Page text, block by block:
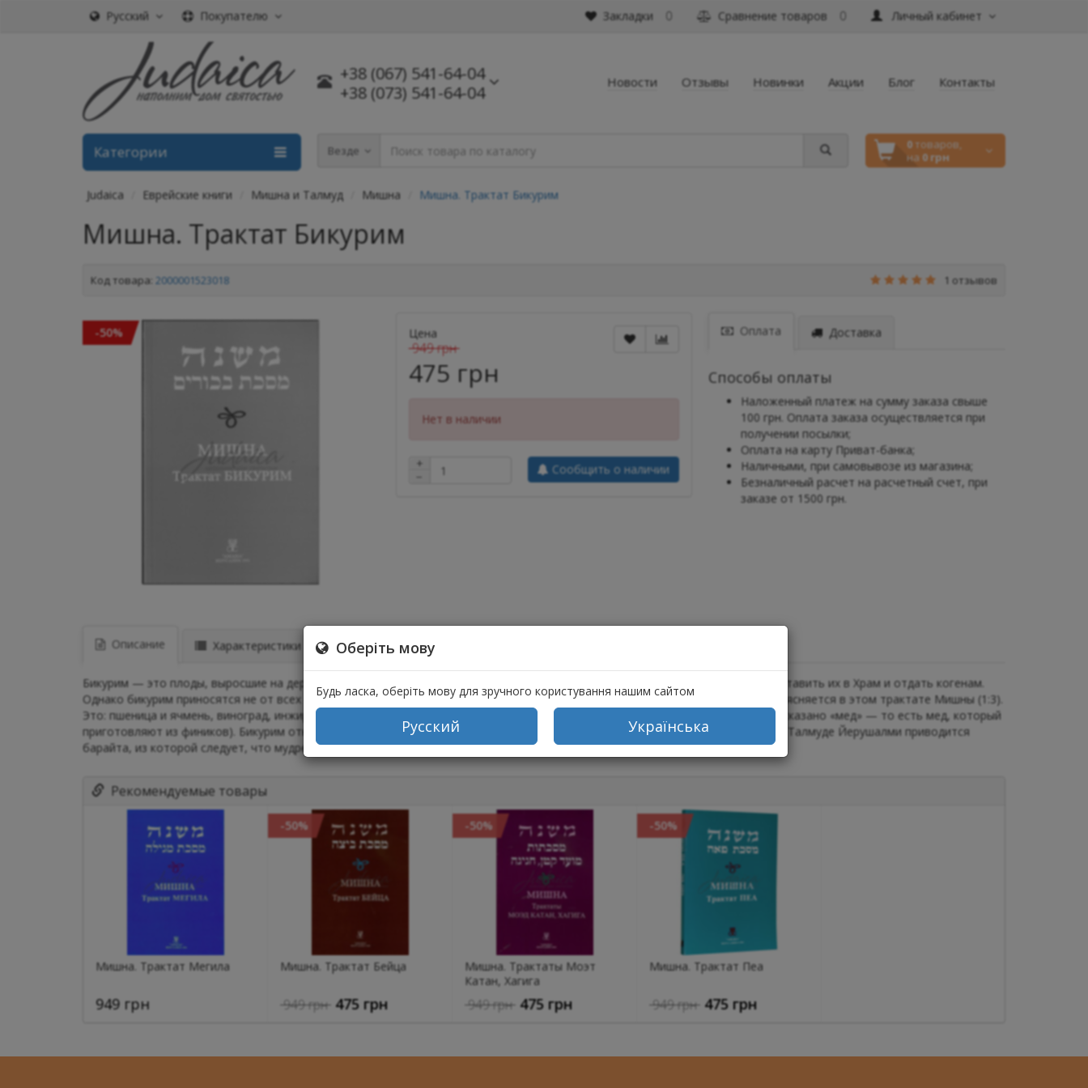
Русский Личный кабинет
Покупателю Закладки 0 Сравнение товаров 0
+38 (067) 541-64-04
+38 (073) 541-64-04
Новости Отзывы Новинки Акции Блог Контакты
Везде 0товаров,
на 0 грн
Категории
Оберіть мову
Будь ласка, оберіть мову для зручного користування нашим сайтом
Русский Українська
Judaica Еврейские книги Мишна и Талмуд Мишна Мишна. Трактат Бикурим
Мишна. Трактат Бикурим
Код товара: 2000001523018 1 отзывов
-50% Цена
949 грн
475 грн
Нет в наличии
+
−
Сообщить о наличии
Оплата Доставка
Способы оплаты
Наложенный платеж на сумму заказа свыше
100 грн. Оплата заказа осуществляется при
получении посылки;
Оплата на карту Приват-банка;
Наличными, при самовывозе из магазина;
Безналичный расчет на расчетный счет, при
заказе от 1500 грн.
Описание Характеристики Отзывы (1)
Бикурим — это плоды, выросшие на деревьях или на земле и созревшие первыми, и заповедь Торы состоит в том, чтобы доставить их в Храм и отдать когенам.
Однако бикурим приносятся не от всех плодов, но только лишь от семи видов, которыми славится Страна Израиля, как разъясняется в этом трактате Мишны (1:3).
Это: пшеница и ячмень, виноград, инжир, гранат, маслины и финики (см. Дварим 8:8; на последнем месте в перечислении там сказано «мед» — то есть мед, который
приготовляют из фиников). Бикурим относятся к заповедям, для исполнения которых ограничений нет (см. Пеа 1:1), однако в Талмуде Йерушалми приводится
барайта, из которой следует, что мудрецы определили для бикурим часть урожая
Рекомендуемые товары
Мишна. Трактат Мегила
949 грн
-50%
Мишна. Трактат Бейца
949 грн 475 грн
-50%
Мишна. Трактаты Моэт
Катан, Хагига
949 грн 475 грн
-50%
Мишна. Трактат Пеа
949 грн 475 грн